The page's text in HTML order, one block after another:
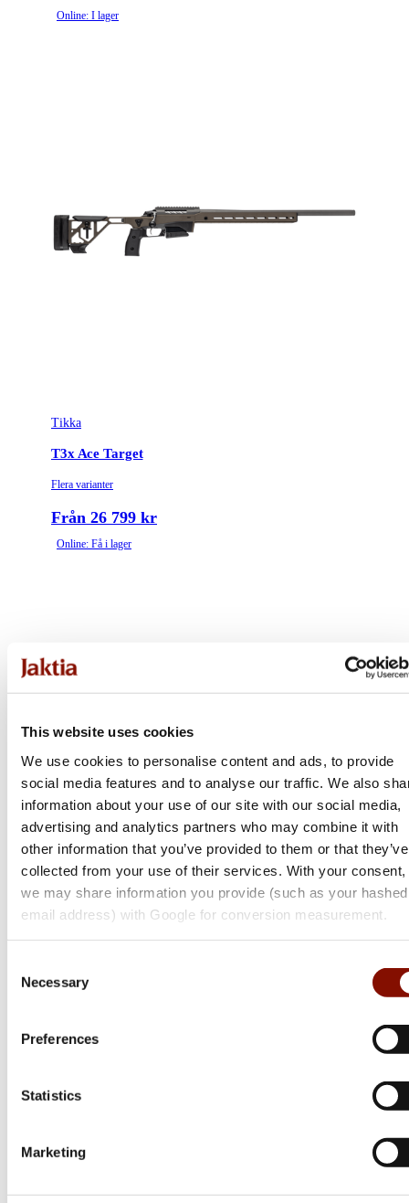
This website uses cookies
We use cookies to personalise content and ads, to provide
social media features and to analyse our traffic. We also
information about your use of our site with our social media,
advertising and analytics partners who may combine it with
other information that you’ve provided to them or that they’ve
collected from your use of their services. With your consent,
we may share information you provide (such as your hashed
email address) with Google for conversion measurement.
Selection
Necessary
Preferences
Statistics
Marketing
Online: I lager
Tikka
T3x Ace Target
Flera varianter
Från 26 799 kr
Online: Få i lager
S20 | Hunter
Från 24 999 kr